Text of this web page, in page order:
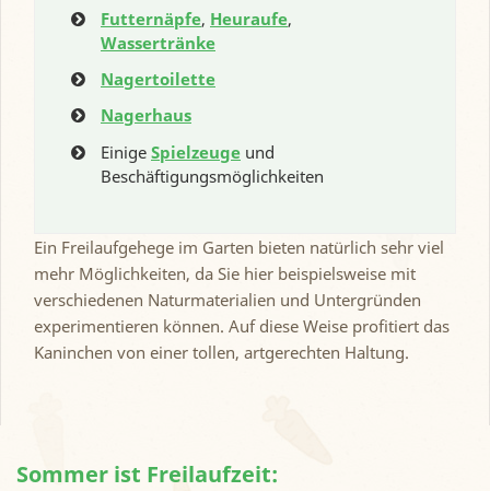
Futternäpfe, Heuraufe,
Wassertränke
Nagertoilette
Nagerhaus
Einige Spielzeuge und
Beschäftigungsmöglichkeiten
Ein Freilaufgehege im Garten bieten natürlich sehr viel
mehr Möglichkeiten, da Sie hier beispielsweise mit
verschiedenen Naturmaterialien und Untergründen
experimentieren können. Auf diese Weise profitiert das
Kaninchen von einer tollen, artgerechten Haltung.
Sommer ist Freilaufzeit: